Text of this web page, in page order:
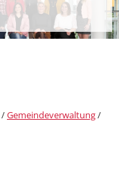
/Gemeindeverwaltung/